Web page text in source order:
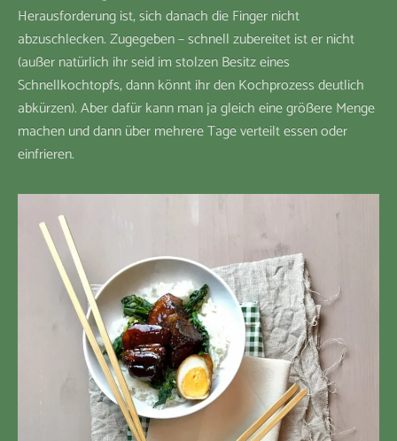
Herausforderung ist, sich danach die Finger nicht
abzuschlecken. Zugegeben – schnell zubereitet ist er nicht
(außer natürlich ihr seid im stolzen Besitz eines
Schnellkochtopfs, dann könnt ihr den Kochprozess deutlich
abkürzen). Aber dafür kann man ja gleich eine größere Menge
machen und dann über mehrere Tage verteilt essen oder
einfrieren.